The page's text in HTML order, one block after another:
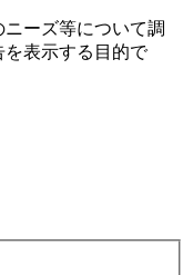
ーズ等について調
表⽰する⽬的で